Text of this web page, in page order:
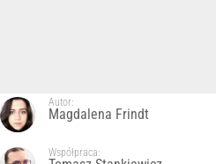
Autor:
Magdalena Frindt
Współpraca: